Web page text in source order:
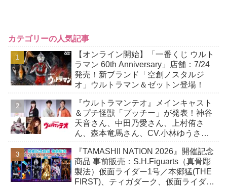
カテゴリーの人気記事
【オンライン開始】「一番くじ ウルト
ラマン 60th Anniversary」店舗：7/24
発売！新ブランド「空創ノスタルジ
オ」ウルトラマン＆ゼットン登場！
『ウルトラマンテオ』メインキャスト
＆プチ怪獣「プッチー」が発表！神谷
天音さん、中田乃愛さん、上村侑さ
ん、森本竜馬さん、CV.小林ゆうさ
『TAMASHII NATION 2026』開催記念
商品 事前販売：S.H.Figuarts（真骨彫
製法）仮面ライダー1号／本郷猛(THE
FIRST)、ティガダーク、仮面ライダー